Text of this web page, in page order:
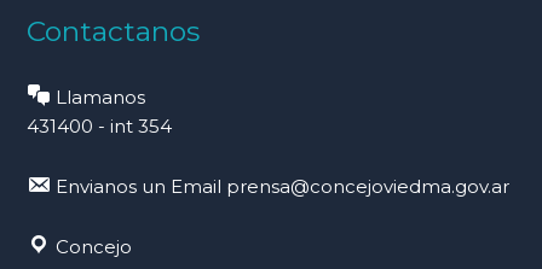
Contactanos
Llamanos
431400 - int 354
Envianos un Email prensa@concejoviedma.gov.ar
Concejo